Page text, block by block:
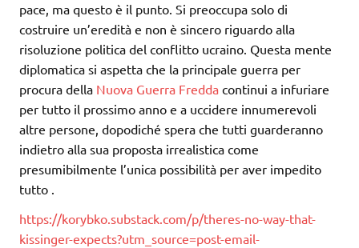
pace, ma questo è il punto. Si preoccupa solo di
costruire un’eredità e non è sincero riguardo alla
risoluzione politica del conflitto ucraino. Questa mente
diplomatica si aspetta che la principale guerra per
procura della Nuova Guerra Fredda continui a infuriare
per tutto il prossimo anno e a uccidere innumerevoli
altre persone, dopodiché spera che tutti guarderanno
indietro alla sua proposta irrealistica come
presumibilmente l’unica possibilità per aver impedito
tutto .
https://korybko.substack.com/p/theres-no-way-that-
kissinger-expects?utm_source=post-email-